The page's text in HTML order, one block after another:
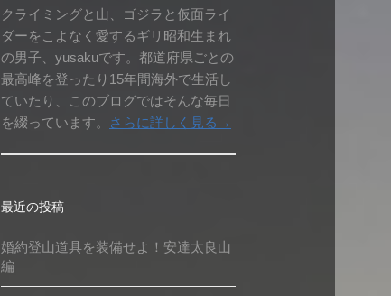
クライミングと山、ゴジラと仮面ライ
ダーをこよなく愛するギリ昭和生まれ
の男子、yusakuです。都道府県ごとの
最高峰を登ったり15年間海外で生活し
ていたり、このブログではそんな毎日
を綴っています。
さらに詳しく見る→
最近の投稿
婚約登山道具を装備せよ！安達太良山
編